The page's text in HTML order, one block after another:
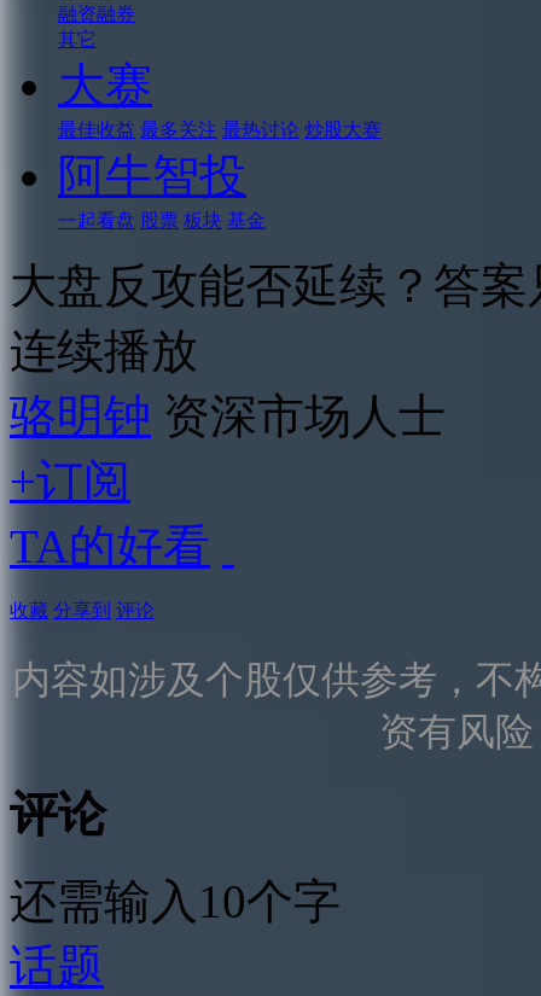
融资融券
其它
大赛
最佳收益 最多关注 最热讨论 炒股大赛
阿牛智投
一起看盘 股票 板块 基金
大盘反攻能否延续？答
连续播放
骆明钟 资深市场人士
+订阅
TA的好看
收藏 分享到 评论
内容如涉及个股仅供参考，不
资有风
评论
还需输入10个字
话题